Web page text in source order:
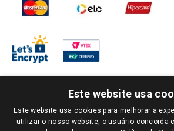
PARA VER OS PREÇOS DA SUA REGIÃO, FAÇA LOGIN
SUA PREFERÊNCIA. SOMENTE APÓS O LOGIN, OS
Este website usa
Este website usa cookies para melhorar a
utilizar o nosso website, o usuário concorda